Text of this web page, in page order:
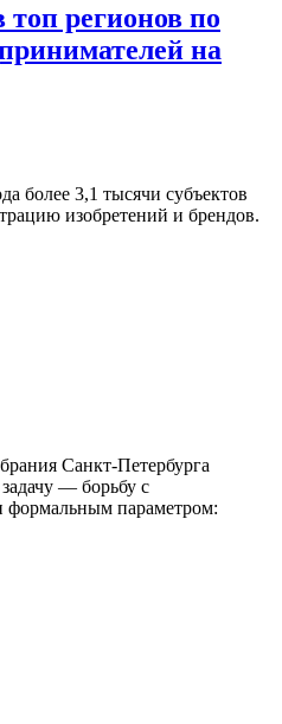
регионов по
на
более 3,1 тысячи субъектов
изобретений и брендов.
Санкт-Петербурга
— борьбу с
параметром: